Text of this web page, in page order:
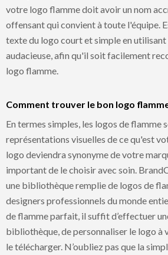
votre logo flamme doit avoir un nom
offensant qui convient à toute l'équipe.
texte du logo court et simple en
audacieuse, afin qu'il soit facilement
logo flamme.
Comment trouver le bon logo
En termes simples, les logos de flamme
représentations visuelles de ce qu'est
logo deviendra synonyme de votre
important de le choisir avec soin.
une bibliothèque remplie de logos de
designers professionnels du monde
de flamme parfait, il suffit d’effectuer
bibliothèque, de personnaliser le logo à
le télécharger. N’oubliez pas que la